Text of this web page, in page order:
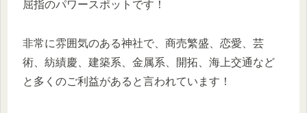
屈指のパワースポットです！
非常に雰囲気のある神社で、商売繁盛、恋愛、芸
術、紡績慶、建築系、金属系、開拓、海上交通など
と多くのご利益があると言われています！